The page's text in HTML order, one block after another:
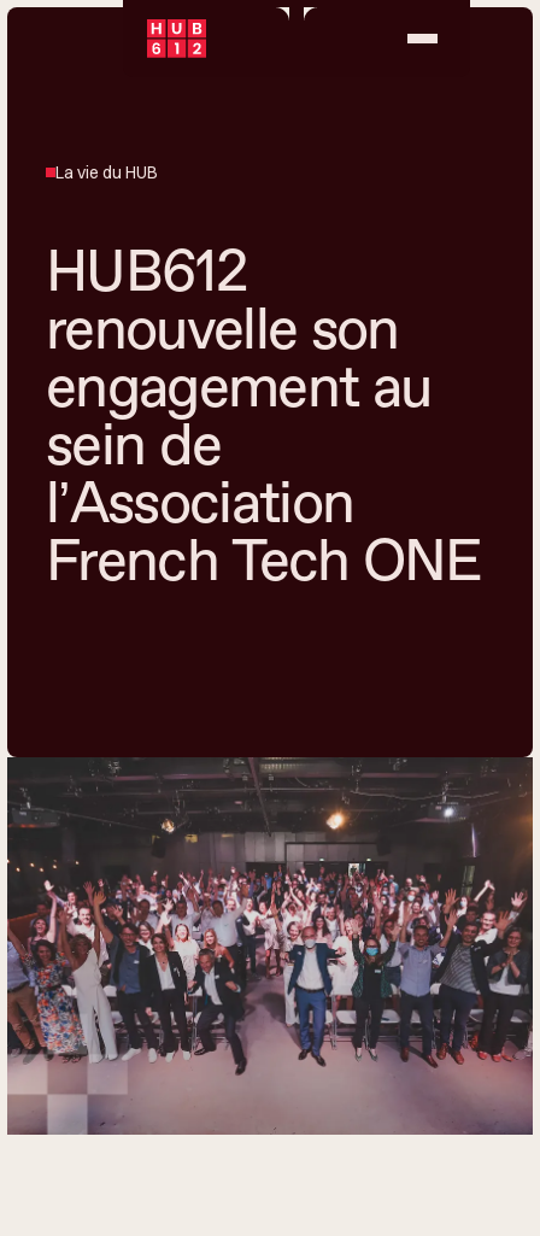
La vie du HUB
HUB612
renouvelle son
engagement au
sein de
l’Association
French Tech ONE